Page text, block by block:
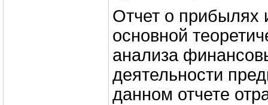
Отчет о прибылях
основной
анализа
деятельности
данном отчете